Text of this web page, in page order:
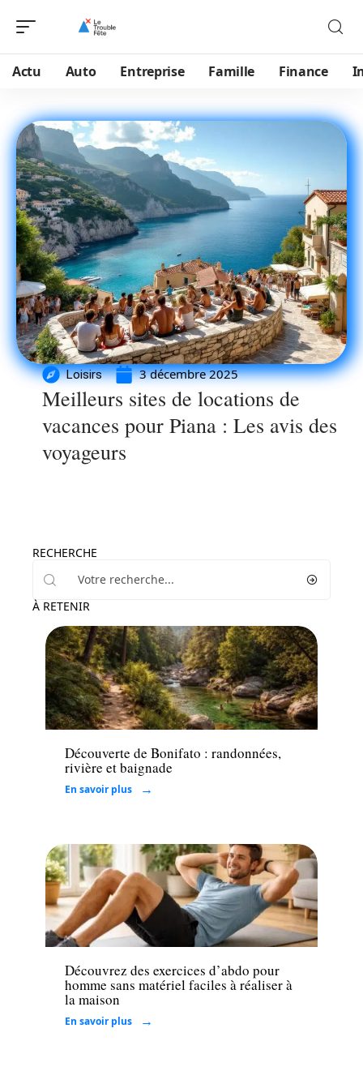
Actu Auto Entreprise Famille Finance
Loisirs 3 décembre 2025
Meilleurs sites de locations de
vacances pour Piana : Les avis des
voyageurs
RECHERCHE
À RETENIR
Loisirs
Découverte de Bonifato : randonnées,
rivière et baignade
En savoir plus
Loisirs
Découvrez des exercices d’abdo pour
homme sans matériel faciles à réaliser à
la maison
En savoir plus